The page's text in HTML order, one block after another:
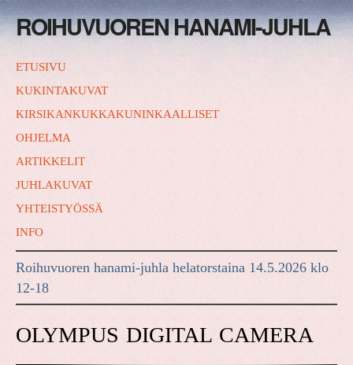
ROIHUVUOREN HANAMI-JUHLA
ETUSIVU
KUKINTAKUVAT
KIRSIKANKUKKAKUNINKAALLISET
OHJELMA
ARTIKKELIT
JUHLAKUVAT
YHTEISTYÖSSÄ
INFO
Roihuvuoren hanami-juhla helatorstaina 14.5.2026 klo
12-18
OLYMPUS DIGITAL CAMERA